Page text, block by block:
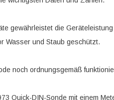
gewährleistet die
Wasser und Staub geschützt.
noch ordnungsgemäß
Quick-DIN-Sonde mit einem